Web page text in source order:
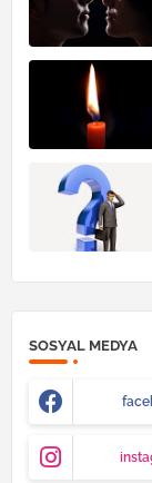
SOSYAL MEDYA